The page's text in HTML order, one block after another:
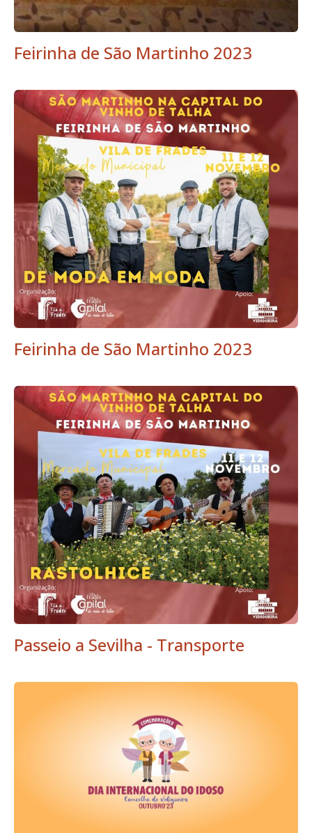
Feirinha de São Martinho 2023
Feirinha de São Martinho 2023
Passeio a Sevilha - Transporte